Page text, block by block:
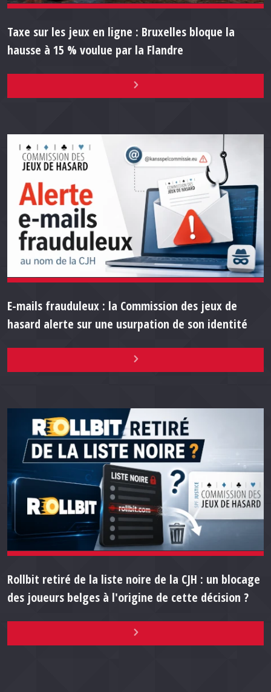
Taxe sur les jeux en ligne : Bruxelles bloque la
hausse à 15 % voulue par la Flandre
E-mails frauduleux : la Commission des jeux de
hasard alerte sur une usurpation de son identité
Rollbit retiré de la liste noire de la CJH : un blocage
des joueurs belges à l'origine de cette décision ?